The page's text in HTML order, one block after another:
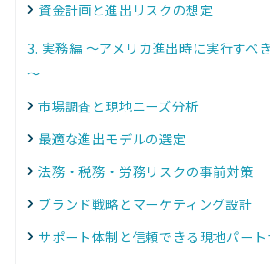
資金計画と進出リスクの想定
3. 実務編 ～アメリカ進出時に実行すべ
～
市場調査と現地ニーズ分析
最適な進出モデルの選定
法務・税務・労務リスクの事前対策
ブランド戦略とマーケティング設計
サポート体制と信頼できる現地パー